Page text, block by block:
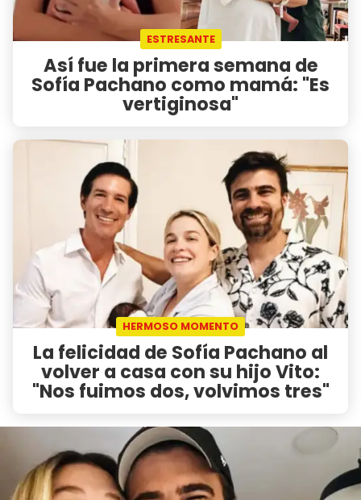
ESTRESANTE
Así fue la primera semana de
Sofía Pachano como mamá: "Es
vertiginosa"
HERMOSO MOMENTO
La felicidad de Sofía Pachano al
volver a casa con su hijo Vito:
"Nos fuimos dos, volvimos tres"